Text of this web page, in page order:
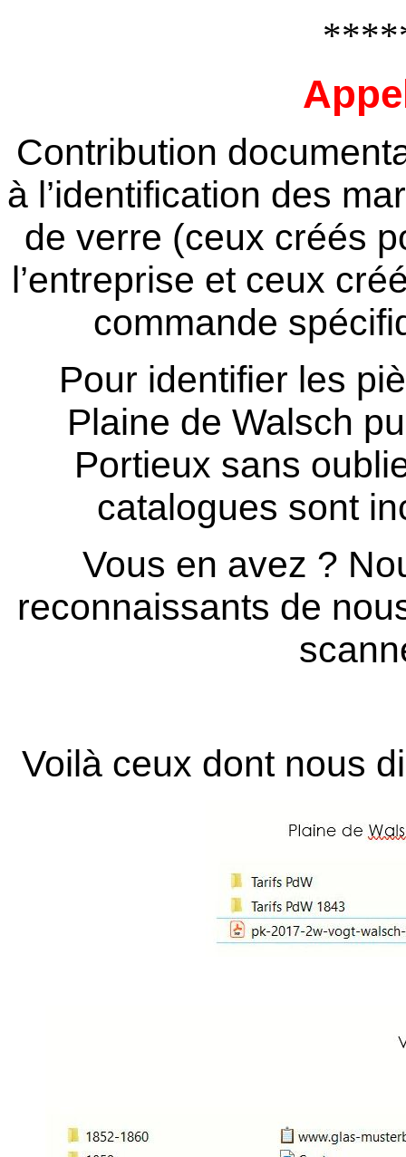
Contribution
à l’identification des
de verre (ceux créés
l’entreprise et ceux
commande
Pour identifier les
Plaine de Walsch
Portieux sans
catalogues sont
Vous en avez ?
reconnaissants de
Voilà ceux dont nous